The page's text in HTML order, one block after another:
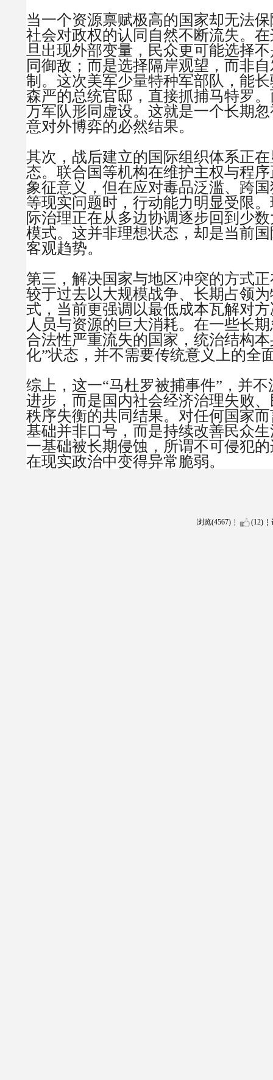
当一个资源禀赋极高的国家却无法
社会对政权的认同自然不断流失。
旦出现外部变量，民众更可能选择
同御敌；而是选择隔岸观望，而非
制。这次美军少量特种军部队，能
森严的总统官邸，直接抓捕马特罗
万军队形同虚设。这就是一个长期
意对外博弈的必然结果。
其次，战后建立的国际组织体系正
态。联合国等机构在维护主权与程
象征意义，但在应对毒品泛滥、跨
等现实问题时，行动能力明显受限
际治理正在从多边协调逐步回到少
模式。这并非理想状态，却是当前
客观趋势。
第三，解决国家与地区冲突的方式
较于过去以大规模战争、长期占领
式，当前更强调以最低成本瓦解对
人员与资源的巨大消耗。在一些长
合法性严重流失的国家，统治结构
化”状态，并不需要传统意义上的全
综上，这一“马杜罗被捕事件”，并
进步，而是国内社会经济治理失败
秩序失衡的共同结果。对任何国家
基础并非口号，而是持续改善民众
一基础被长期侵蚀，所谓不可侵犯
在现实政治中变得异常脆弱。
浏览(4567) (12)